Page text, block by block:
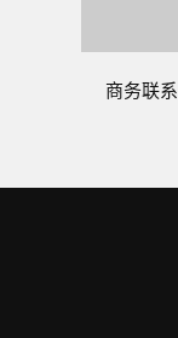
商务联系